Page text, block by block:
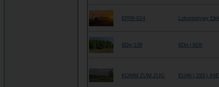
EP09-014 Lokomotywy
6Dg-138 6Dg | 6Dh
KOMM ZUM ZUG EU46 | 193 |